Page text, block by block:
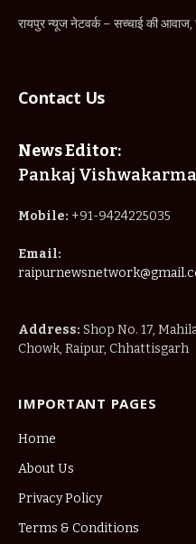
रायपुर न्यूज नेटवर्क – सच्चाई की
Contact Us
News Editor:
Pankaj Vishwakarma
Mobile: +91-9424225035
Email:
Address: Shop No. 17,
Chowk, Raipur, Chhattisgarh
IMPORTANT PAGES
Home
About Us
Privacy Policy
Terms & Conditions